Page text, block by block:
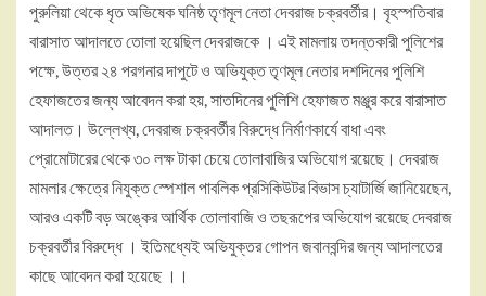
পুরুলিয়া থেকে ধৃত অভিষেক ঘনিষ্ঠ তৃণমূল নেতা দেবরাজ চক্রবর্তীর। বৃহস্পতিবার
বারাসাত আদালতে তোলা হয়েছিল দেবরাজকে । এই মামলায় তদন্তকারী পুলিশের
পক্ষে, উত্তর ২৪ পরগনার দাপুটে ও অভিযুক্ত তৃণমূল নেতার দশদিনের পুলিশি
হেফাজতের জন্য আবেদন করা হয়, সাতদিনের পুলিশি হেফাজত মঞ্জুর করে বারাসাত
আদালত। উল্লেখ্য, দেবরাজ চক্রবর্তীর বিরুদ্ধে নির্মাণকার্যে বাধা এবং
প্রোমোটারের থেকে ৩০ লক্ষ টাকা চেয়ে তোলাবাজির অভিযোগ রয়েছে। দেবরাজ
মামলার ক্ষেত্রে নিযুক্ত স্পেশাল পাবলিক প্রসিকিউটর বিভাস চ্যাটার্জি জানিয়েছেন,
আরও একটি বড় অঙ্কের আর্থিক তোলাবাজি ও তছরূপের অভিযোগ রয়েছে দেবরাজ
চক্রবর্তীর বিরুদ্ধে । ইতিমধ্যেই অভিযুক্তর গোপন জবানবন্দির জন্য আদালতের
কাছে আবেদন করা হয়েছে ।।